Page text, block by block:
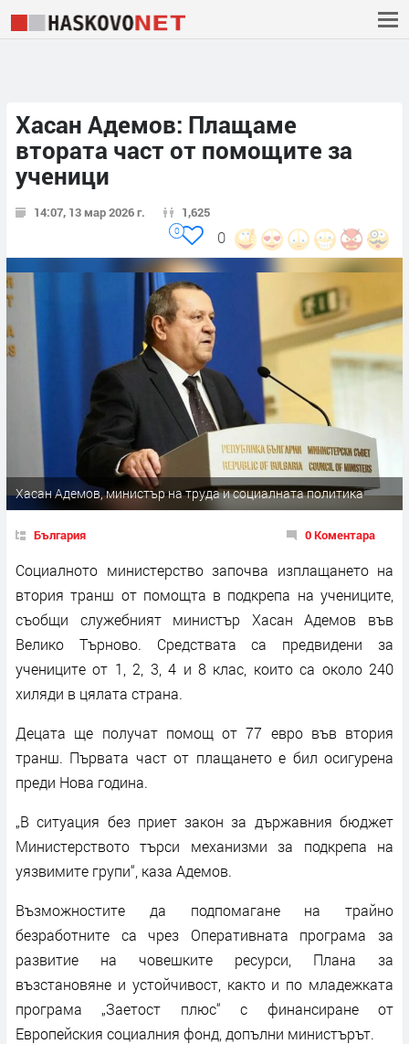
Хасан Адемов: Плащаме
втората част от помощите за
ученици
14:07, 13 мар 2026 г. 1,625
0
0
Хасан Адемов, министър на труда и социалната политика
България 0 Коментара
Социалното министерство започва изплащането на
втория транш от помощта в подкрепа на учениците,
съобщи служебният министър Хасан Адемов във
Велико Търново. Средствата са предвидени за
учениците от 1, 2, 3, 4 и 8 клас, които са около 240
хиляди в цялата страна.
Децата ще получат помощ от 77 евро във втория
транш. Първата част от плащането е бил осигурена
преди Нова година.
„В ситуация без приет закон за държавния бюджет
Министерството търси механизми за подкрепа на
уязвимите групи“, каза Адемов.
Възможностите да подпомагане на трайно
безработните са чрез Оперативната програма за
развитие на човешките ресурси, Плана за
възстановяне и устойчивост, както и по младежката
програма „Заетост плюс“ с финансиране от
Европейския социалния фонд, допълни министърът.